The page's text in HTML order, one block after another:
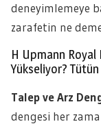
deneyimlemeye
zarafetin ne
H Upmann Royal
Yükseliyor?
Talep ve Arz
dengesi her